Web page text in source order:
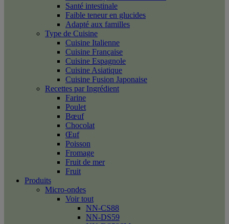
Santé intestinale
Faible teneur en glucides
Adapté aux familles
Type de Cuisine
Cuisine Italienne
Cuisine Française
Cuisine Espagnole
Cuisine Asiatique
Cuisine Fusion Japonaise
Recettes par Ingrédient
Farine
Poulet
Bœuf
Chocolat
Œuf
Poisson
Fromage
Fruit de mer
Fruit
Produits
Micro-ondes
Voir tout
NN-CS88
NN-DS59